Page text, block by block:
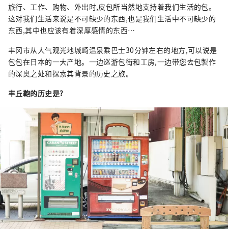
肉之一，而清酒米“兵库山田锦”则是让您舌
头惊喜的宝石。 有马温泉是著名的温泉，城崎
温泉曾出现在许多文学作品中。在大自然的包
鸣声、夏季各地举办的烟火大会的动感声音
等，您可以听到令人难忘的声音。 在县内的药
草园和植物园中，四季皆有的药草和花草的温
和宜人的香气可以治愈您的身心。 享受刺激视
觉、味觉、触觉、听觉、嗅觉五种感官的兵库
新旅程。
旅行、工作、购物、外出时,皮包所当然地支持着我们生活的包。
这对我们生活来说是不可缺少的东西,也是我们生活中不可缺少的
东西,其中也应该有着深厚感情的东西…
丰冈市从人气观光地城崎温泉乘巴士30分钟左右的地方,可以说是
包包在日本的一大产地。一边巡游包街和工房,一边带您去包製作
的深奥之处和探索其背景的历史之旅。
丰丘鞄的历史是?